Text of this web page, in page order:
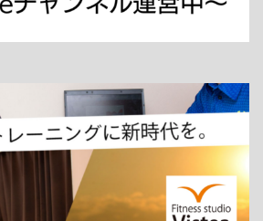
ホーム